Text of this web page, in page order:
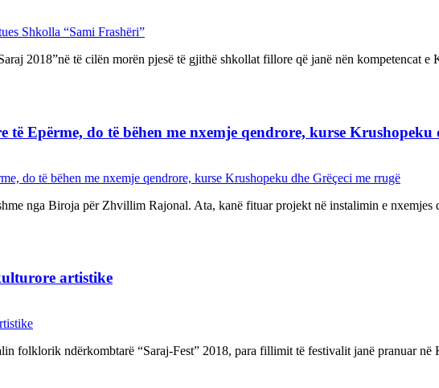
2018”në të cilën morën pjesë të gjithë shkollat fillore që janë nën kompetencat
të Epërme, do të bëhen me nxemje qendrore, kurse Krushopeku
nga Biroja për Zhvillim Rajonal. Ata, kanë fituar projekt në instalimin e
artistike
folklorik ndërkombtarë “Saraj-Fest” 2018, para fillimit të festivalit janë pranuar